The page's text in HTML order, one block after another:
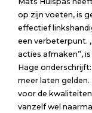
op zijn voeten, is
effectief
een verbeterpunt.
acties afmaken”,
Hage
meer laten
voor de
vanzelf wel